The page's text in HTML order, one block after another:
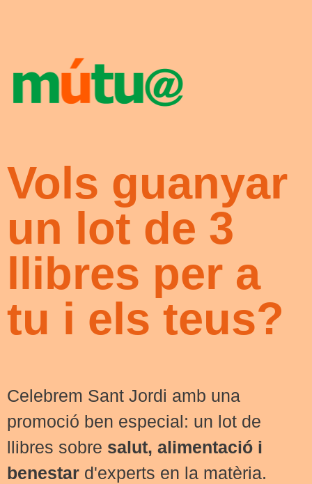
Vols guanyar
un lot de 3
llibres per a
tu i els teus?
Celebrem Sant Jordi amb una
promoció ben especial: un lot de
llibres sobre salut, alimentació i
benestar d'experts en la matèria.